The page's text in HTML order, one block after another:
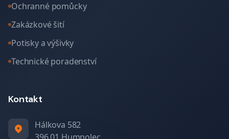
Ochranné pomůcky
Zakázkové šití
Potisky a výšivky
Technické poradenství
Kontakt
Hálkova 582